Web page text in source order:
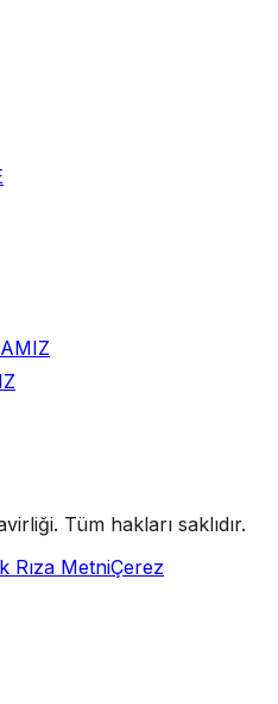
. Tüm hakları saklıdır.
Rıza MetniÇerez